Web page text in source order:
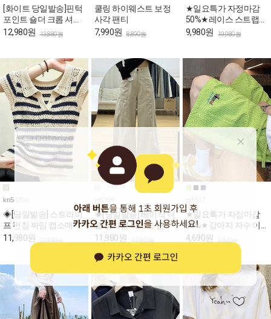
[화이트 당일발송]핀턱
포인트 숄더 크롭 셔츠
[상황에따라 변신!셔츠
12,980원 13,880원
쿨링 하이웨스트 보정
사각 팬티
7,990원 8,890원
★일요특가 자정마감
50%★레이스 스트랩
내추럴 밴딩 팬츠
9,980원 19,980원
kn5420a
◈[당일발송] 스트라이
프 펀칭 짜임 캡소매 카
라 니트
11,980원
◈[당일발송] 베이직 더
블 컷라인 와이드 면바
지
11,980원 39,980원
★일요특가 자정마감
50%★강아지 자수 이
지 밴딩 반바지
4,690원 9,390원